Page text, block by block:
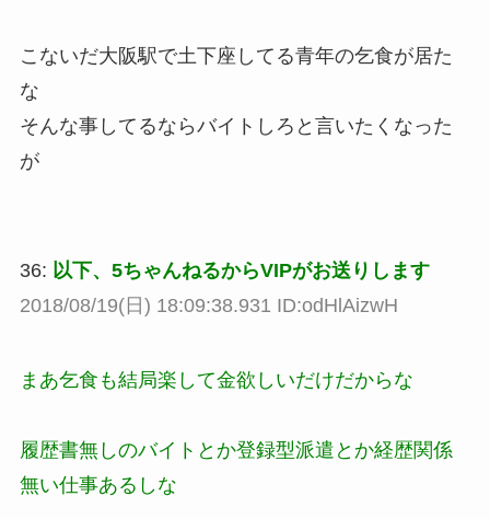
こないだ大阪駅で土下座してる青年の乞食が居た
な
そんな事してるならバイトしろと言いたくなった
が
36: 以下、5ちゃんねるからVIPがお送りします
2018/08/19(日) 18:09:38.931 ID:odHlAizwH
まあ乞食も結局楽して金欲しいだけだからな
履歴書無しのバイトとか登録型派遣とか経歴関係
無い仕事あるしな